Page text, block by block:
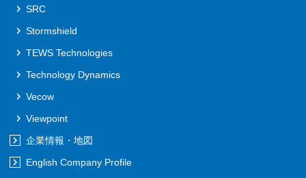
SRC
Stormshield
TEWS Technologies
Technology Dynamics
Vecow
Viewpoint
企業情報・地図
English Company Profile